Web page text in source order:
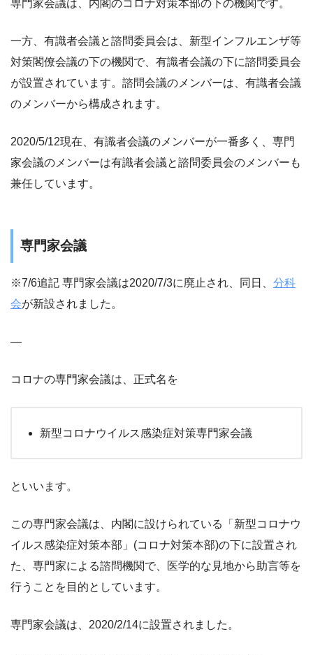
専門家会議は、内閣のコロナ対策本部の下の機関です。
一方、有識者会議と諮問委員会は、新型インフルエンザ等
対策閣僚会議の下の機関で、有識者会議の下に諮問委員会
が設置されています。諮問会議のメンバーは、有識者会議
のメンバーから構成されます。
2020/5/12現在、有識者会議のメンバーが一番多く、専門
家会議のメンバーは有識者会議と諮問委員会のメンバーも
兼任しています。
専門家会議
※7/6追記 専門家会議は2020/7/3に廃止され、同日、 分科
会が新設されました。
—
コロナの専門家会議は、正式名を
新型コロナウイルス感染症対策専門家会議
といいます。
この専門家会議は、内閣に設けられている「新型コロナウ
イルス感染症対策本部」(コロナ対策本部)の下に設置され
た、専門家による諮問機関で、医学的な見地から助言等を
行うことを目的としています。
専門家会議は、2020/2/14に設置されました。